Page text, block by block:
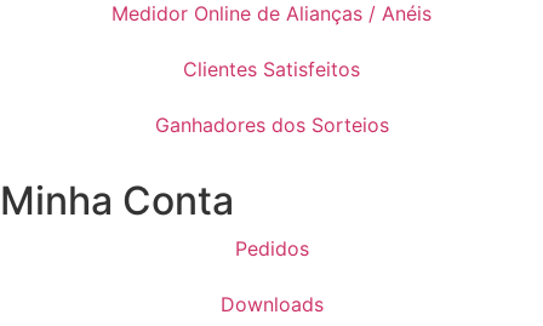
Medidor Online de Alianças / Anéis
Clientes Satisfeitos
Ganhadores dos Sorteios
Minha Conta
Pedidos
Downloads